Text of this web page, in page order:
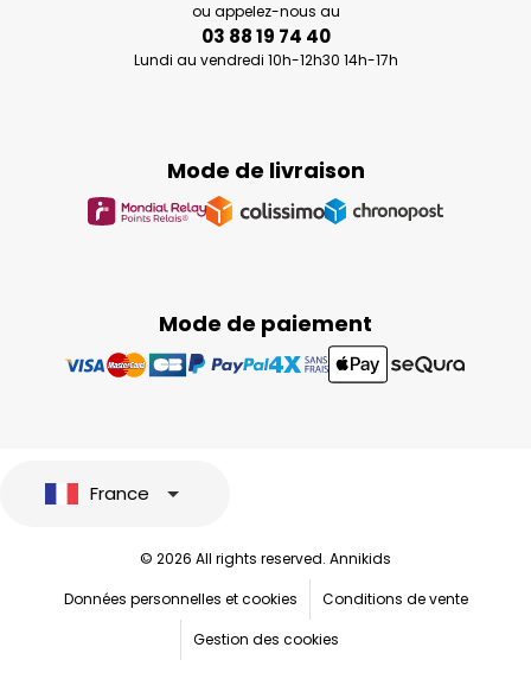
Mode de paiement
Mode de livraison
ou appelez-nous au
03 88 19 74 40
Lundi au vendredi 10h-12h30 14h-17h
France
© 2026 All rights reserved. Annikids
Données personnelles et cookies
Conditions de vente
Gestion des cookies